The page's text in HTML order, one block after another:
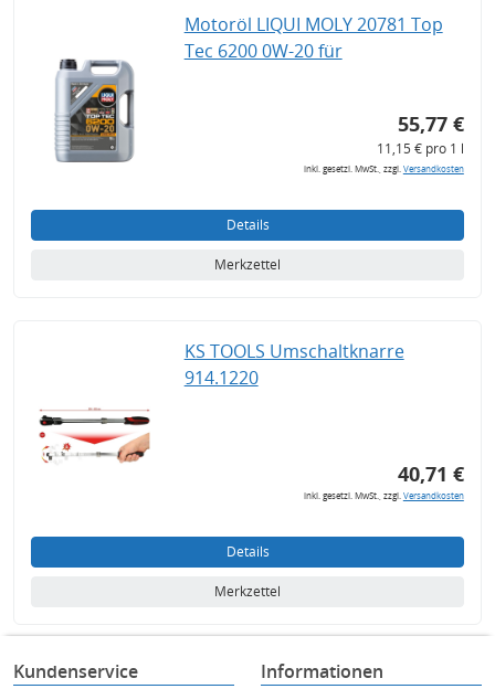
Motoröl LIQUI MOLY 20781 Top
Tec 6200 0W-20 für
55,77 €
11,15 € pro 1 l
inkl. gesetzl. MwSt., zzgl.Versandkosten
Details
Merkzettel
KS TOOLS Umschaltknarre
914.1220
40,71 €
inkl. gesetzl. MwSt., zzgl.Versandkosten
Details
Merkzettel
Kundenservice Informationen